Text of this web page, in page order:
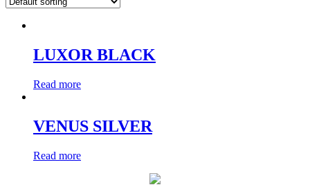
LUXOR BLACK
Read more
VENUS SILVER
Read more